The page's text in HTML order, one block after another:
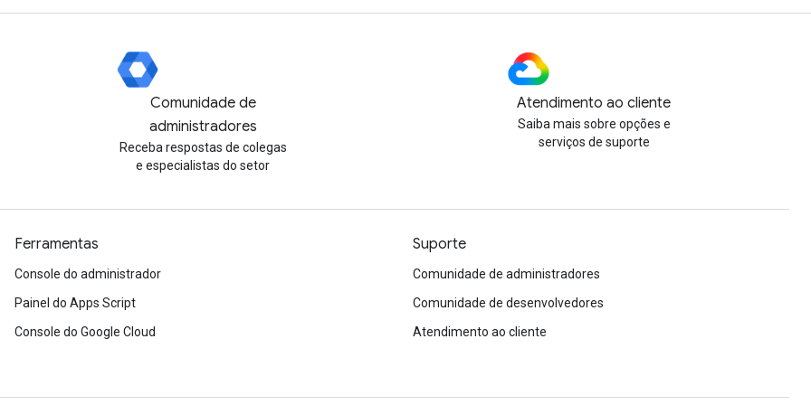
Comunidade de
administradores
Receba respostas de colegas
e especialistas do setor
Atendimento ao cliente
Saiba mais sobre opções e
serviços de suporte
Ferramentas
Console do administrador
Painel do Apps Script
Console do Google Cloud
Suporte
Comunidade de administradores
Comunidade de desenvolvedores
Atendimento ao cliente